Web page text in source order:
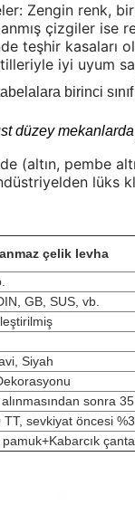
Zengin renk,
çizgiler ise
teşhir kasaları
iyi uyum
birinci
düzey
(altın, pembe
lüks
çelik levha
GB, SUS, vb.
Siyah
sonra
TT, sevkiyat öncesi